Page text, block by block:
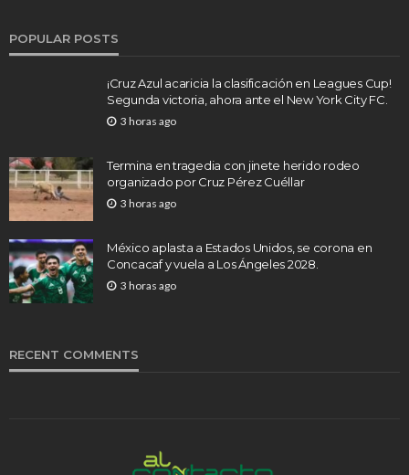
POPULAR POSTS
¡Cruz Azul acaricia la clasificación en Leagues Cup!
Segunda victoria, ahora ante el New York City FC.
3 horas ago
Termina en tragedia con jinete herido rodeo
organizado por Cruz Pérez Cuéllar
3 horas ago
México aplasta a Estados Unidos, se corona en
Concacaf y vuela a Los Ángeles 2028.
3 horas ago
RECENT COMMENTS